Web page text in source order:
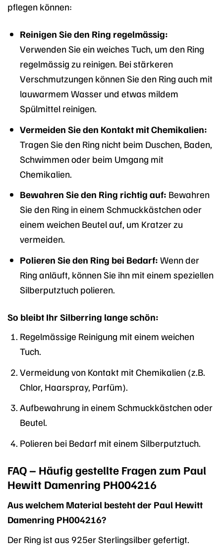
pflegen können:
Reinigen Sie den Ring regelmässig:
Verwenden Sie ein weiches Tuch, um den Ring
regelmässig zu reinigen. Bei stärkeren
Verschmutzungen können Sie den Ring auch mit
lauwarmem Wasser und etwas mildem
Spülmittel reinigen.
Vermeiden Sie den Kontakt mit Chemikalien:
Tragen Sie den Ring nicht beim Duschen, Baden,
Schwimmen oder beim Umgang mit
Chemikalien.
Bewahren Sie den Ring richtig auf: Bewahren
Sie den Ring in einem Schmuckkästchen oder
einem weichen Beutel auf, um Kratzer zu
vermeiden.
Polieren Sie den Ring bei Bedarf: Wenn der
Ring anläuft, können Sie ihn mit einem speziellen
Silberputztuch polieren.
So bleibt Ihr Silberring lange schön:
Regelmässige Reinigung mit einem weichen
Tuch.
Vermeidung von Kontakt mit Chemikalien (z.B.
Chlor, Haarspray, Parfüm).
Aufbewahrung in einem Schmuckkästchen oder
Beutel.
Polieren bei Bedarf mit einem Silberputztuch.
FAQ – Häufig gestellte Fragen zum Paul
Hewitt Damenring PH004216
Aus welchem Material besteht der Paul Hewitt
Damenring PH004216?
Der Ring ist aus 925er Sterlingsilber gefertigt.